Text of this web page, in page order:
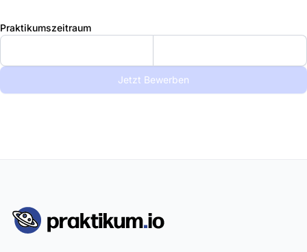
Praktikumszeitraum
Jetzt Bewerben